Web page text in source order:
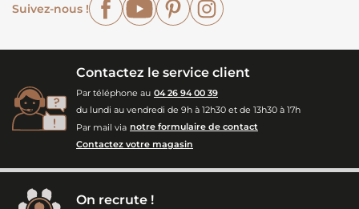
Suivez-nous !
Contactez le service client
Par téléphone au 04 26 94 00 39
du lundi au vendredi de 9h à 12h30 et de 13h30 à 17h
Par mail via notre formulaire de contact
Contactez votre magasin
On recrute !